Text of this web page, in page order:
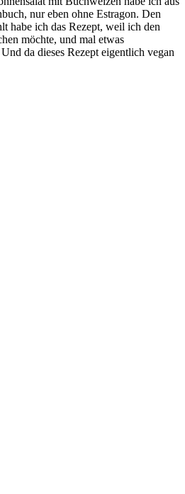
nur eben ohne Estragon. Den
habe ich das Rezept, weil ich den
möchte, und mal etwas
da dieses Rezept eigentlich vegan